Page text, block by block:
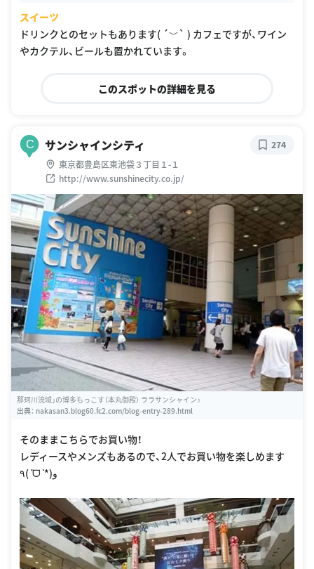
スイーツ
ドリンクとのセットもあります( ´﹀` ) カフェですが、ワイン
やカクテル、ビールも置かれています。
このスポットの詳細を見る
C サンシャインシティ
東京都豊島区東池袋３丁目１-１
http://www.sunshinecity.co.jp/
274
那珂川流域」の博多もっこす（本丸御殿） ララサンシャイン♪
出典： nakasan3.blog60.fc2.com/blog-entry-289.html
そのままこちらでお買い物！
レディースやメンズもあるので、2人でお買い物を楽しめます
٩(ˊᗜˋ*)و